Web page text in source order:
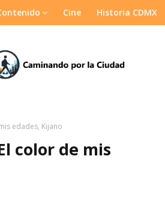
Cine Historia CDMX
edades, Kijano
color de mis